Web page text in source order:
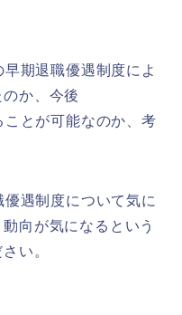
期退職優遇制度によ
か、今後
とが可能なのか、考
遇制度について気に
向が気になるという
い。